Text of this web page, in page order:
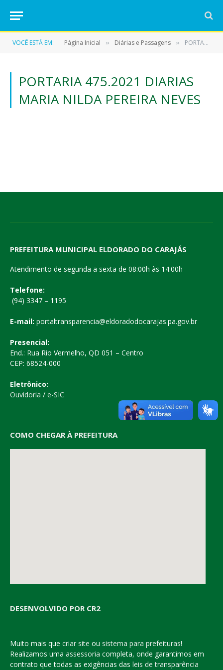
VOCÊ ESTÁ EM: Página Inicial » Diárias e Passagens » PORTARIA 475.2021 DIARIAS MARIA NILDA PEREIRA NEVES
PORTARIA 475.2021 DIARIAS
MARIA NILDA PEREIRA NEVES
PREFEITURA MUNICIPAL ELDORADO DO CARAJÁS
Atendimento de segunda a sexta de 08:00h às 14:00h
Telefone:
(94) 3347 – 1195
E-mail: portaltransparencia@eldoradodocarajas.pa.gov.br
Presencial:
End.: Rua Rio Vermelho, QD 051 – Centro
CEP: 68524-000
Eletrônico:
Ouvidoria / e-SIC
COMO CHEGAR À PREFEITURA
DESENVOLVIDO POR CR2
Muito mais que criar site ou sistema para prefeituras!
Realizamos uma assessoria completa, onde garantimos em
contrato que todas as exigências das leis de transparência